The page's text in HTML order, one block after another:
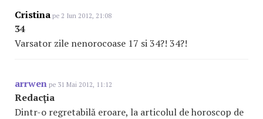
Cristina pe 2 Iun 2012, 21:08
34
Varsator zile nenorocoase 17 si 34?! 34?!
arrwen pe 31 Mai 2012, 11:12
Redacţia
Dintr-o regretabilă eroare, la articolul de horoscop de